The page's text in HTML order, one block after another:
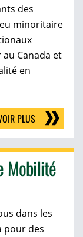
des
minoritaire
Canada et
en
PLUS
Mobilité
dans les
pour des